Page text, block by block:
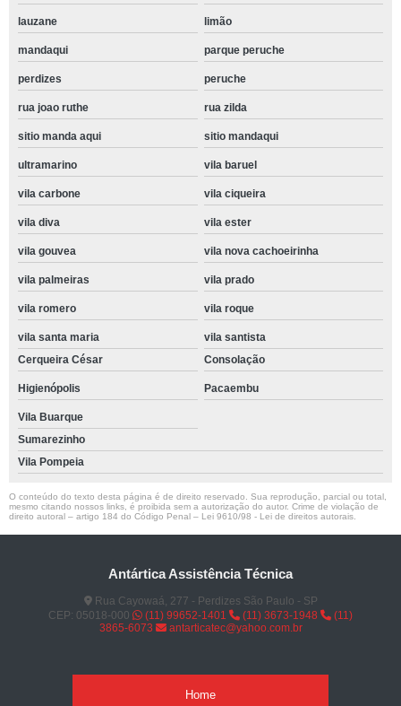
lauzane limão
mandaqui parque peruche
perdizes peruche
rua joao ruthe rua zilda
sitio manda aqui sitio mandaqui
ultramarino vila baruel
vila carbone vila ciqueira
vila diva vila ester
vila gouvea vila nova cachoeirinha
vila palmeiras vila prado
vila romero vila roque
vila santa maria
vila santista
Cerqueira César
Consolação
Higienópolis Pacaembu
Vila Buarque
Sumarezinho
Vila Pompeia
O conteúdo do texto desta página é de direito reservado. Sua reprodução, parcial ou total,
mesmo citando nossos links, é proibida sem a autorização do autor. Crime de violação de
direito autoral – artigo 184 do Código Penal – Lei 9610/98 - Lei de direitos autorais
Antártica Assistência Técnica
Rua Cayowaá, 277 - Perdizes São Paulo - SP
CEP: 05018-000
(11) 99652-1401 (11) 3673-1948
(11)
3865-6073
antarticatec@yahoo.com.br
Home